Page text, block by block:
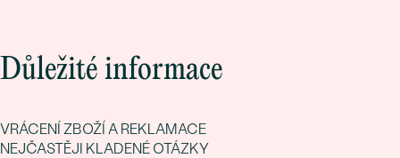
Důležité informace
VRÁCENÍ ZBOŽÍ A REKLAMACE
NEJČASTĚJI KLADENÉ OTÁZKY